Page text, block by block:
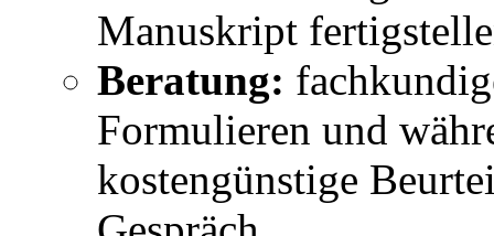
Manuskript
Beratung:
Formulieren und
kostengünstige